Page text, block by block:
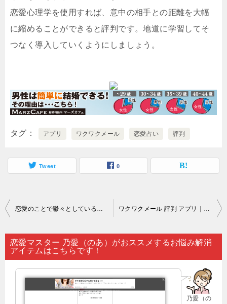
恋愛心理学を使用すれば、意中の相手との距離を大幅
に縮めることができると評判です。地道に学習してそ
つなく導入していくようにしましょう。
タグ アプリ ワクワクメール 恋愛占い 評判
Tweet 0
投
ナ
ビ
恋愛のことで鬱々としていると言うなら…。 ワクワクメール 評判 アプリ｜出会いがないとぼやいていても…。
恋愛マスター 乃愛（のあ）がおススメするお悩み解消
アイテムはこちらです！
乃愛（の